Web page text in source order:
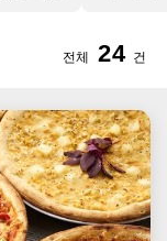
전체 24 건